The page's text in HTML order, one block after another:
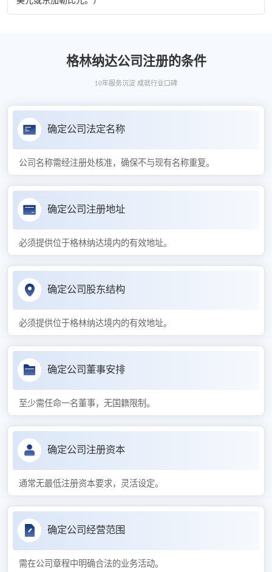
格林纳达公司注册的条件
10年服务沉淀 成就行业口碑
确定公司法定名称
公司名称需经注册处核准，确保不与现有名称重复。
确定公司注册地址
必须提供位于格林纳达境内的有效地址。
确定公司股东结构
必须提供位于格林纳达境内的有效地址。
确定公司董事安排
至少需任命一名董事，无国籍限制。
确定公司注册资本
通常无最低注册资本要求，灵活设定。
确定公司经营范围
需在公司章程中明确合法的业务活动。